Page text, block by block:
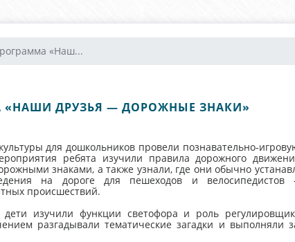
«Наш...
«НАШИ ДРУЗЬЯ — ДОРОЖНЫЕ ЗНАКИ»
для дошкольников провели
ребята изучили правила дорожного
знаками, а также узнали, где они обычно
на дороге для пешеходов и велосипедистов
происшествий.
изучили функции светофора и роль
разгадывали тематические загадки и